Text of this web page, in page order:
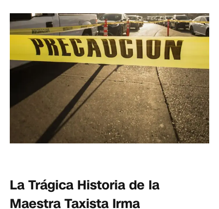
La Trágica Historia de la
Maestra Taxista Irma